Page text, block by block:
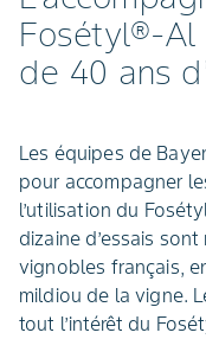
Fosétyl®-
de 40 ans
Les équipes de
pour accompagner
l’utilisation du
dizaine d’essais
vignobles français,
mildiou de la vigne.
tout l’intérêt du